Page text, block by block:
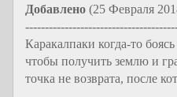
Добавлено (25 Февраля
Каракалпаки когда-то
чтобы получить землю и
точка не возврата, после